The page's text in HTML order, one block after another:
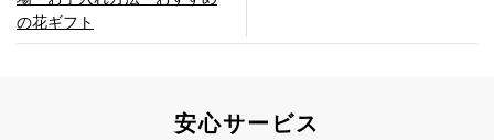
の花ギフト
安心サービス